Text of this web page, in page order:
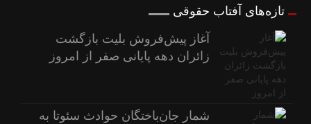
تازه‌های آفتاب حقوقی
آغاز پیش‌فروش بلیت بازگشت
زائران دهه پایانی صفر از امروز
شمار جان‌باختگان حوادث سئوتا به